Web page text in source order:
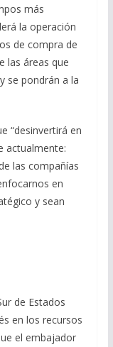
más
la operación
de compra de
las áreas que
se pondrán a la
“desinvertirá en
actualmente:
las compañías
en
y sean
de Estados
en los recursos
el embajador